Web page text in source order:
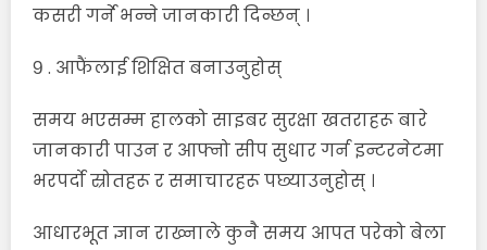
कसरी गर्ने भन्ने जानकारी दिन्छन् ।
९ . आफैंलाई शिक्षित बनाउनुहोस्
समय भएसम्म हालको साइबर सुरक्षा खतराहरू बारे
जानकारी पाउन र आफ्नो सीप सुधार गर्न इन्टरनेटमा
भरपर्दो स्रोतहरू र समाचारहरू पछ्याउनुहोस् ।
आधारभूत ज्ञान राख्नाले कुनै समय आपत परेको बेला